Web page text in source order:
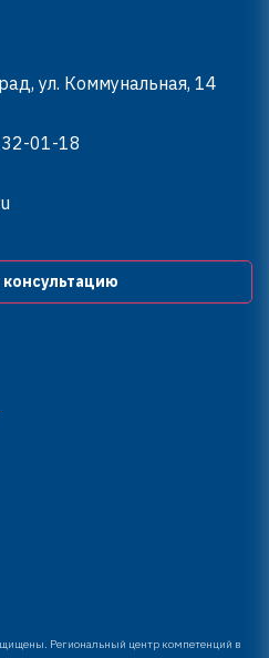
ул. Коммунальная, 14
01-18
консультацию
Региональный центр компетенций в